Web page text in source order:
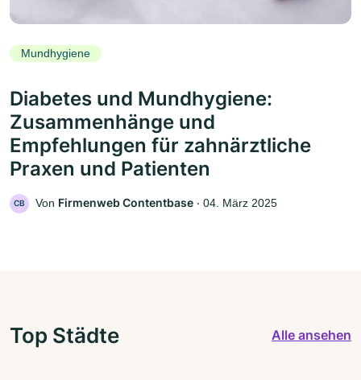
Mundhygiene
Diabetes und Mundhygiene:
Zusammenhänge und
Empfehlungen für zahnärztliche
Praxen und Patienten
CB Von Firmenweb Contentbase ‧ 04. März 2025
Top Städte Alle ansehen